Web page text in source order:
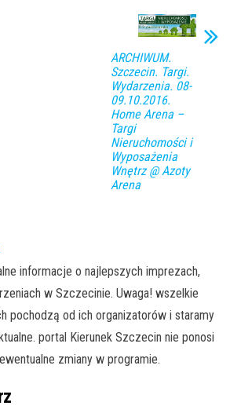
ARCHIWUM.
Szczecin. Targi.
Wydarzenia. 08-
09.10.2016.
Home Arena –
Targi
Nieruchomości i
Wyposażenia
Wnętrz @ Azoty
Arena
informacje o najlepszych imprezach,
w Szczecinie. Uwaga! wszelkie
pochodzą od ich organizatorów i staramy
portal Kierunek Szczecin nie ponosi
zmiany w programie.